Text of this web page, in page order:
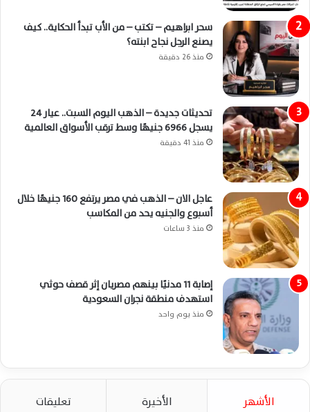
سحر ابراهيم – تكتب – من الأب تبدأ الحكاية.. كيف
يصنع الرجل نجاح ابنته؟
منذ 26 دقيقة
تحديثات جديدة – الذهب اليوم السبت.. عيار 24
يسجل 6966 جنيهًا وسط ترقب الأسواق العالمية
منذ 41 دقيقة
عاجل الان – الذهب في مصر يرتفع 160 جنيهًا خلال
أسبوع والجنيه يحد من المكاسب
منذ 3 ساعات
إصابة 11 مدنيًا بينهم مصريان إثر قصف حوثي
استهدف منطقة نجران السعودية
منذ يوم واحد
الأشهر الأخيرة تعليقات